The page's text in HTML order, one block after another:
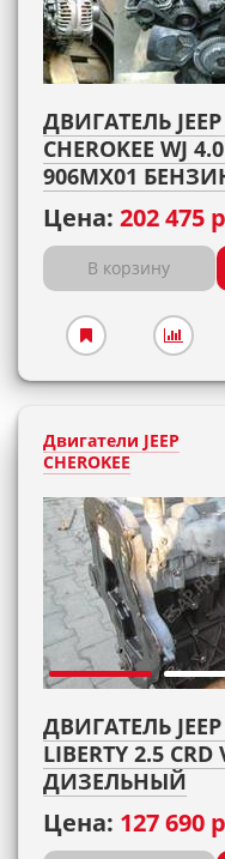
ДВИГАТЕЛЬ JEEP
CHEROKEE WJ
906MX01
Цена: 202 475
В корзину
Двигатели JEEP
CHEROKEE
ДВИГАТЕЛЬ JEEP
LIBERTY 2.5 CRD
ДИЗЕЛЬНЫЙ
Цена: 127 690